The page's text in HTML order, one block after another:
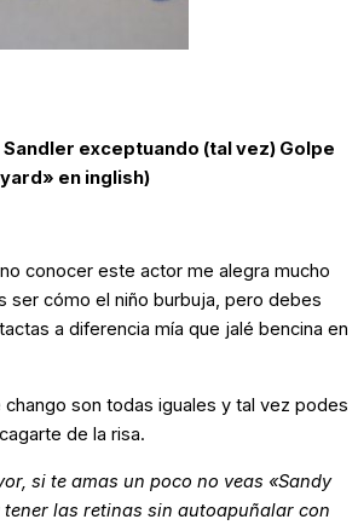
Sandler exceptuando (tal vez) Golpe
en inglish)
conocer este actor me alegra mucho
ser cómo el niño burbuja, pero debes
a diferencia mía que jalé bencina en
son todas iguales y tal vez podes
de la risa.
si te amas un poco no veas «Sandy
tener las retinas sin autoapuñalar con